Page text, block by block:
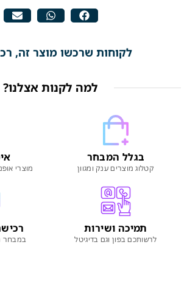
לקוחות שרכשו מוצר זה,
למה לקנות אצלנו?
בגלל המבחר
קטלוג מוצרים ענק ומגוון מוצרי
תמיכה ושירות
לרשותכם בפון וגם בדיגיטל במבחר